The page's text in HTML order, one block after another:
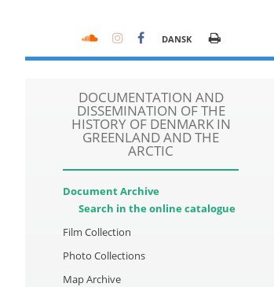
DANSK
DOCUMENTATION AND
DISSEMINATION OF THE
HISTORY OF DENMARK IN
GREENLAND AND THE
ARCTIC
Document Archive
Search in the online catalogue
Film Collection
Photo Collections
Map Archive